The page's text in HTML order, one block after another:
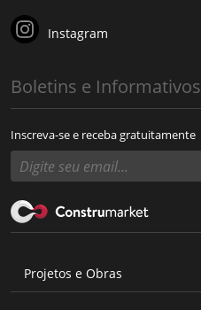
Instagram
Boletins e Informativos
Inscreva-se e receba gratuitamente
Projetos e Obras